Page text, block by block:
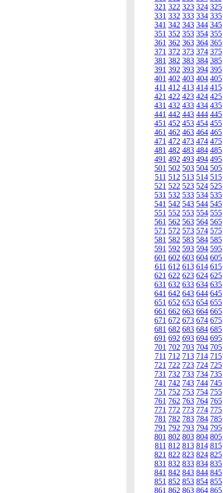
321 322 323 324 325
331 332 333 334 335
341 342 343 344 345
351 352 353 354 355
361 362 363 364 365
371 372 373 374 375
381 382 383 384 385
391 392 393 394 395
401 402 403 404 405
411 412 413 414 415
421 422 423 424 425
431 432 433 434 435
441 442 443 444 445
451 452 453 454 455
461 462 463 464 465
471 472 473 474 475
481 482 483 484 485
491 492 493 494 495
501 502 503 504 505
511 512 513 514 515
521 522 523 524 525
531 532 533 534 535
541 542 543 544 545
551 552 553 554 555
561 562 563 564 565
571 572 573 574 575
581 582 583 584 585
591 592 593 594 595
601 602 603 604 605
611 612 613 614 615
621 622 623 624 625
631 632 633 634 635
641 642 643 644 645
651 652 653 654 655
661 662 663 664 665
671 672 673 674 675
681 682 683 684 685
691 692 693 694 695
701 702 703 704 705
711 712 713 714 715
721 722 723 724 725
731 732 733 734 735
741 742 743 744 745
751 752 753 754 755
761 762 763 764 765
771 772 773 774 775
781 782 783 784 785
791 792 793 794 795
801 802 803 804 805
811 812 813 814 815
821 822 823 824 825
831 832 833 834 835
841 842 843 844 845
851 852 853 854 855
861 862 863 864 865